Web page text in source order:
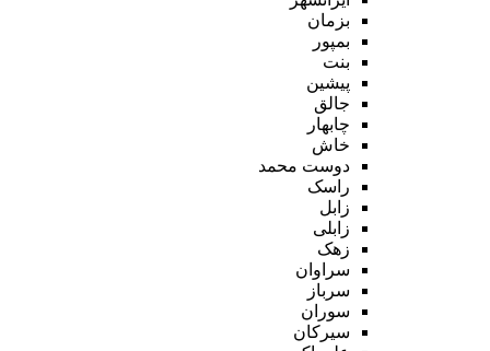
بزمان
بمپور
بنت
پیشین
جالق
چابهار
خاش
دوست محمد
راسک
زابل
زابلی
زهک
سراوان
سرباز
سوران
سیرکان